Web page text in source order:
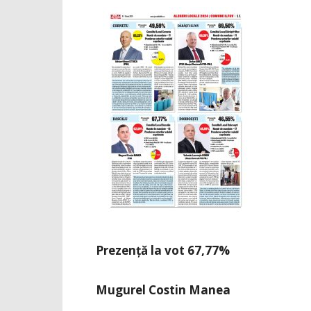
Prezență la vot 67,77%
Mugurel Costin Manea